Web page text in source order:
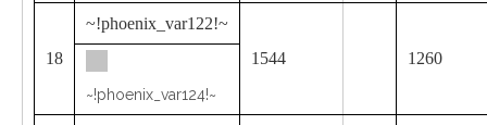
18
~!phoenix_var122!~
1544
1260
~!phoenix_var124!~